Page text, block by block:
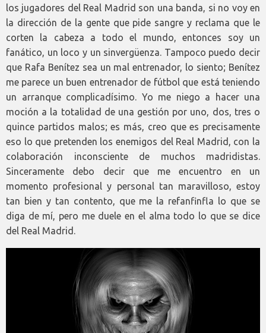
los jugadores del Real Madrid son una banda, si no voy en
la dirección de la gente que pide sangre y reclama que le
corten la cabeza a todo el mundo, entonces soy un
fanático, un loco y un sinvergüenza. Tampoco puedo decir
que Rafa Benítez sea un mal entrenador, lo siento; Benítez
me parece un buen entrenador de fútbol que está teniendo
un arranque complicadísimo. Yo me niego a hacer una
moción a la totalidad de una gestión por uno, dos, tres o
quince partidos malos; es más, creo que es precisamente
eso lo que pretenden los enemigos del Real Madrid, con la
colaboración inconsciente de muchos madridistas.
Sinceramente debo decir que me encuentro en un
momento profesional y personal tan maravilloso, estoy
tan bien y tan contento, que me la refanfinfla lo que se
diga de mí, pero me duele en el alma todo lo que se dice
del Real Madrid.